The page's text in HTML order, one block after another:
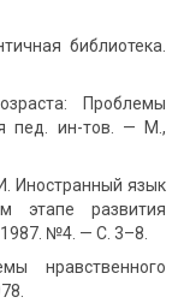
библиотека.
Проблемы
пед. ин-тов. — М.,
Иностранный язык
этапе развития
№4. — C. 3–8.
нравственного